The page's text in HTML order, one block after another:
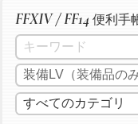
FFXIV / FF14 便利手